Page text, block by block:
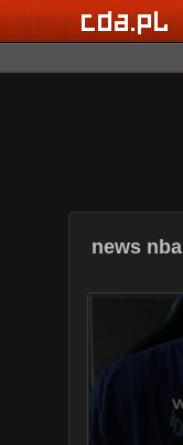
news nba